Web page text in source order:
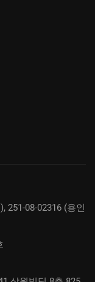
251-08-02316 (용인